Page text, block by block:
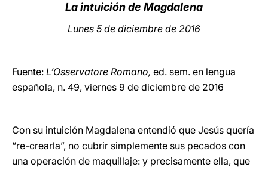
La intuición de Magdalena
Lunes 5 de diciembre de 2016
Fuente: L’Osservatore Romano, ed. sem. en lengua
española, n. 49, viernes 9 de diciembre de 2016
Con su intuición Magdalena entendió que Jesús quería
“re-crearla”, no cubrir simplemente sus pecados con
una operación de maquillaje: y precisamente ella, que